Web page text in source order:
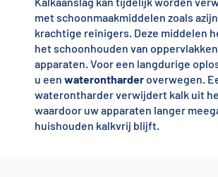
met schoonmaakmiddelen zoals
krachtige reinigers. Deze middelen
het schoonhouden van
apparaten. Voor een langdurige
u een waterontharderoverwegen.
waterontharder verwijdert kalk uit
waardoor uw apparaten langer
huishouden kalkvrij blijft.